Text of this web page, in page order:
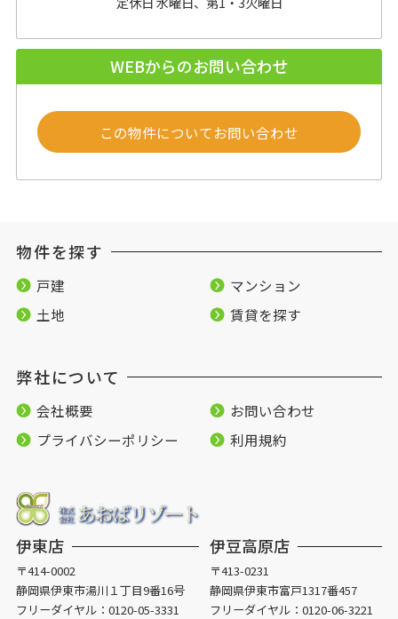
WEBからのお問い合わせ
この物件についてお問い合わせ
物件を探す
戸建
マンション
土地
賃貸を探す
弊社について
会社概要
お問い合わせ
プライバシーポリシー
利用規約
伊東店
〒414-0002
静岡県伊東市湯川１丁目9番16号
フリーダイヤル： 0120-05-3331
伊豆高原店
〒413-0231
静岡県伊東市富戸1317番457
フリーダイヤル：0120-06-3221